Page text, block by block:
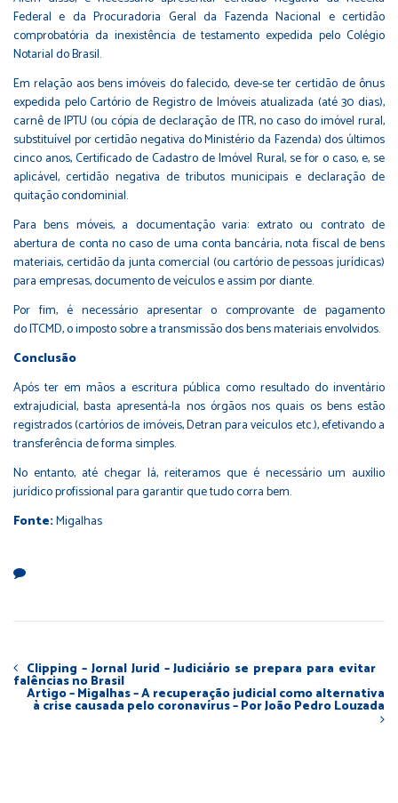
Federal e da Procuradoria Geral da Fazenda Nacional e certidão
comprobatória da inexistência de testamento expedida pelo Colégio
Notarial do Brasil.
Em relação aos bens imóveis do falecido, deve-se ter certidão de ônus
expedida pelo Cartório de Registro de Imóveis atualizada (até 30 dias),
carnê de IPTU (ou cópia de declaração de ITR, no caso do imóvel rural,
substituível por certidão negativa do Ministério da Fazenda) dos últimos
cinco anos, Certificado de Cadastro de Imóvel Rural, se for o caso, e, se
aplicável, certidão negativa de tributos municipais e declaração de
quitação condominial.
Para bens móveis, a documentação varia: extrato ou contrato de
abertura de conta no caso de uma conta bancária, nota fiscal de bens
materiais, certidão da junta comercial (ou cartório de pessoas jurídicas)
para empresas, documento de veículos e assim por diante.
Por fim, é necessário apresentar o comprovante de pagamento
do ITCMD, o imposto sobre a transmissão dos bens materiais envolvidos.
Conclusão
Após ter em mãos a escritura pública como resultado do inventário
extrajudicial, basta apresentá-la nos órgãos nos quais os bens estão
registrados (cartórios de imóveis, Detran para veículos etc.), efetivando a
transferência de forma simples.
No entanto, até chegar lá, reiteramos que é necessário um auxílio
jurídico profissional para garantir que tudo corra bem.
Fonte:Migalhas
Clipping – Jornal Jurid – Judiciário se prepara para evitar
falências no Brasil
Artigo – Migalhas – A recuperação judicial como alternativa
à crise causada pelo coronavírus – Por João Pedro Louzada